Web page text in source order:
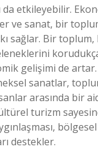
etkileyebilir.
ve sanat, bir
sağlar. Bir
gelişimi de artar.
sanatlar,
arasında bir
turizm
bölgesel
destekler.